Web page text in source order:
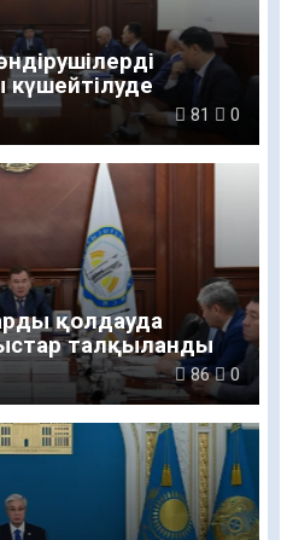
81 0
қолдауда
талқыланды
86 0